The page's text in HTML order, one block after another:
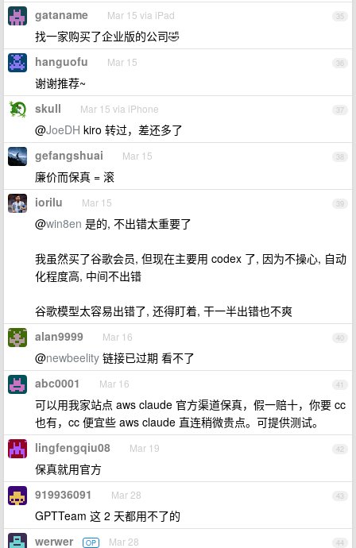
35
gataname Mar 15 via iPad
找一家购买了企业版的公司🤣
36
hanguofu Mar 15
谢谢推荐~
37
skull Mar 15 via iPhone
@JoeDH kiro 转过，差还多了
38
gefangshuai Mar 15
廉价而保真 = 滚
39
iorilu Mar 15
@win8en 是的, 不出错太重要了
我虽然买了谷歌会员, 但现在主要用 codex 了, 因为不操心, 自动
化程度高, 中间不出错
谷歌模型太容易出错了, 还得盯着, 干一半出错也不爽
40
alan9999 Mar 16
@newbeelity 链接已过期 看不了
41
abc0001 Mar 16
可以用我家站点 aws claude 官方渠道保真，假一赔十，你要 cc
也有，cc 便宜些 aws claude 直连稍微贵点。可提供测试。
42
lingfengqiu08 Mar 19
保真就用官方
43
919936091 Mar 28
GPTTeam 这 2 天都用不了的
44
werwer OP Mar 28